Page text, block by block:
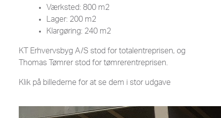
Værksted: 800 m2
Lager: 200 m2
Klargøring: 240 m2
KT Erhvervsbyg A/S stod for totalentreprisen, og
Thomas Tømrer stod for tømrerentreprisen.
Klik på billederne for at se dem i stor udgave